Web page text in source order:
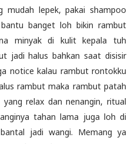
mudah lepek, pakai shampoo
banget loh bikin rambut
minyak di kulit kepala tuh
jadi halus bahkan saat disisir
notice kalau rambut rontokku
rambut maka rambut patah
relax dan nenangin, ritual
tahan lama juga loh di
jadi wangi. Memang ya